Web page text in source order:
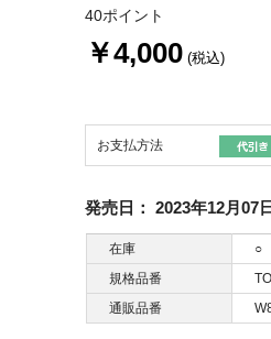
40ポイント
￥4,000 (税込)
お支払方法
発売日： 2023年12月07日
在庫
○
規格品番
通販品番